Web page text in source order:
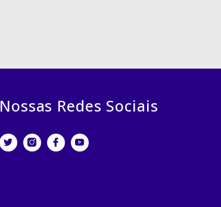
Nossas Redes Sociais